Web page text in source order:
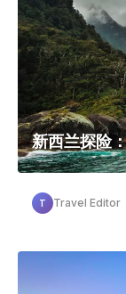
新西兰探险
T Travel Editor